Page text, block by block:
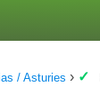
/ Asturies